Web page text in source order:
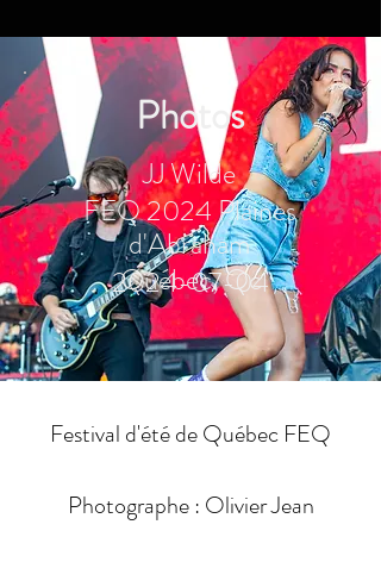
JJ Wilde
FEQ 2024 Plaines
d'Abraham
Québec, Qc
Photos
2024-07-04
Festival d'été de Québec FEQ
Photographe : Olivier Jean